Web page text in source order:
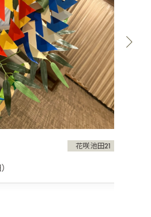
花咲池田21